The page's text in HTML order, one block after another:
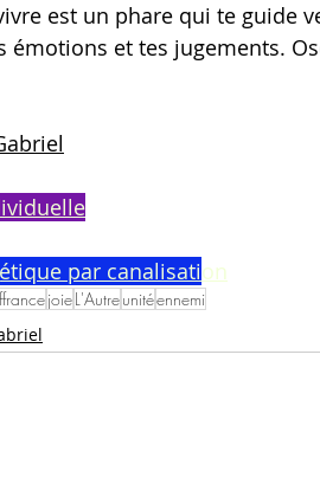
est un phare qui te guide
émotions et tes jugements.
par canalisation
joieL'Autreunitéennemi